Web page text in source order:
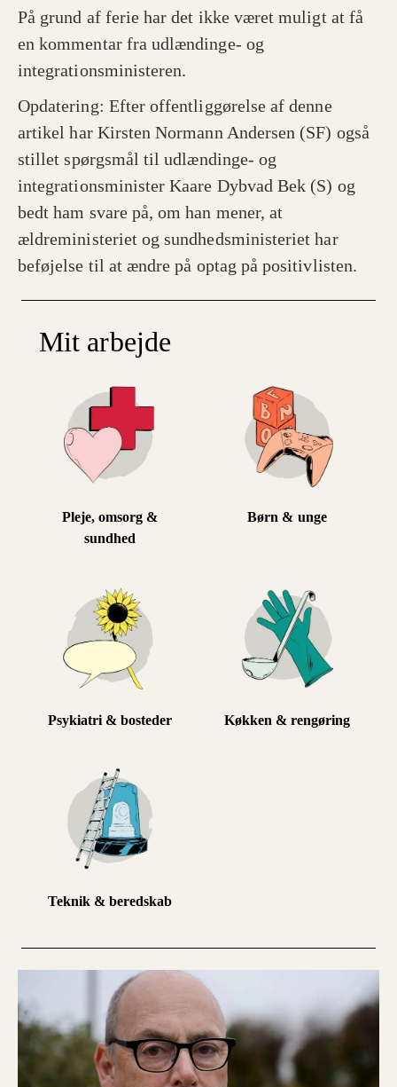
På grund af ferie har det ikke været muligt at få
en kommentar fra udlændinge- og
integrationsministeren.
Opdatering: Efter offentliggørelse af denne
artikel har Kirsten Normann Andersen (SF) også
stillet spørgsmål til udlændinge- og
integrationsminister Kaare Dybvad Bek (S) og
bedt ham svare på, om han mener, at
ældreministeriet og sundhedsministeriet har
beføjelse til at ændre på optag på positivlisten.
Mit arbejde
Pleje, omsorg &
sundhed
Børn & unge
Psykiatri & bosteder Køkken & rengøring
Teknik & beredskab